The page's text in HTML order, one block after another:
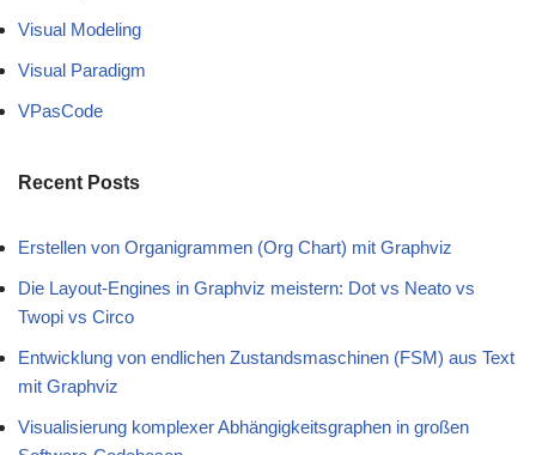
Visual Modeling
Visual Paradigm
VPasCode
Recent Posts
Erstellen von Organigrammen (Org Chart) mit Graphviz
Die Layout-Engines in Graphviz meistern: Dot vs Neato vs
Twopi vs Circo
Entwicklung von endlichen Zustandsmaschinen (FSM) aus Text
mit Graphviz
Visualisierung komplexer Abhängigkeitsgraphen in großen